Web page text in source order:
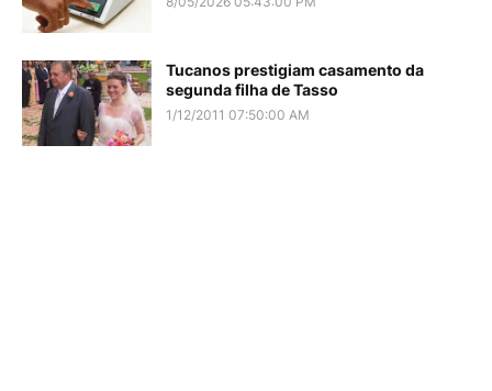
Tucanos prestigiam casamento da
segunda filha de Tasso
1/12/2011 07:50:00 AM